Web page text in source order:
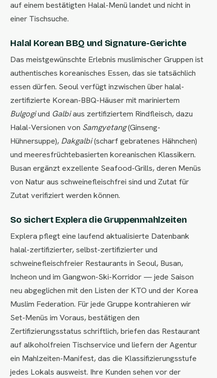
auf einem bestätigten Halal-Menü landet und nicht in
einer Tischsuche.
Halal Korean BBQ und Signature-Gerichte
Das meistgewünschte Erlebnis muslimischer Gruppen ist
authentisches koreanisches Essen, das sie tatsächlich
essen dürfen. Seoul verfügt inzwischen über halal-
zertifizierte Korean-BBQ-Häuser mit mariniertem
Bulgogiund Galbiaus zertifiziertem Rindfleisch, dazu
Halal-Versionen von Samgyetang(Ginseng-
Hühnersuppe), Dakgalbi(scharf gebratenes Hähnchen)
und meeresfrüchtebasierten koreanischen Klassikern.
Busan ergänzt exzellente Seafood-Grills, deren Menüs
von Natur aus schweinefleischfrei sind und Zutat für
Zutat verifiziert werden können.
So sichert Explera die Gruppenmahlzeiten
Explera pflegt eine laufend aktualisierte Datenbank
halal-zertifizierter, selbst-zertifizierter und
schweinefleischfreier Restaurants in Seoul, Busan,
Incheon und im Gangwon-Ski-Korridor — jede Saison
neu abgeglichen mit den Listen der KTO und der Korea
Muslim Federation. Für jede Gruppe kontrahieren wir
Set-Menüs im Voraus, bestätigen den
Zertifizierungsstatus schriftlich, briefen das Restaurant
auf alkoholfreien Tischservice und liefern der Agentur
ein Mahlzeiten-Manifest, das die Klassifizierungsstufe
jedes Lokals ausweist. Ihre Kunden sehen vor der